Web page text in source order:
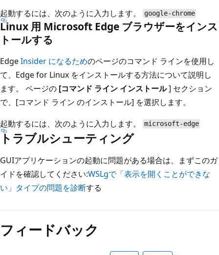
起動するには、次のように入力します。
google-chrome
Linux 用 Microsoft Edge ブラウザーをインス
トールする
EdgeInsider になるためのページのコマンド ラインを使用し
て、Edge for Linux をインストールする方法について説明し
ます。 ページの [コマンド ライン インストール] セクション
で、[コマンド ライン のインストール] を選択します。
起動するには、次のように入力します。
microsoft-edge
トラブルシューティング
GUIアプリケーションの起動に問題がある場合は、まずこのガ
イドを確認してください:WSLgで「表示を開くことができな
い」タイプの問題を診断する
フィードバック